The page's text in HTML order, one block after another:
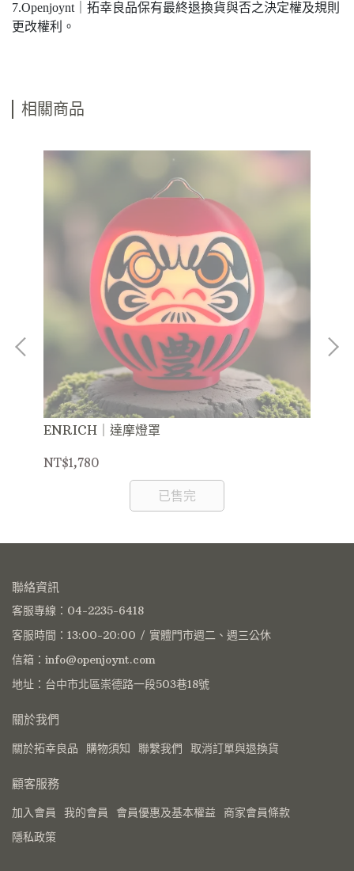
7.Openjoynt｜拓幸良品保有最終退換貨與否之決定權及規則
更改權利。
相關商品
ENRICH｜達摩燈罩
NT$1,780
已售完
聯絡資訊
客服專線：04-2235-6418
客服時間：13:00-20:00 / 實體門市週二、週三公休
信箱：info@openjoynt.com
地址：台中市北區崇德路一段503巷18號
關於我們
關於拓幸良品 購物須知 聯繫我們 取消訂單與退換貨
顧客服務
加入會員 我的會員 會員優惠及基本權益
商家會員條款
隱私政策